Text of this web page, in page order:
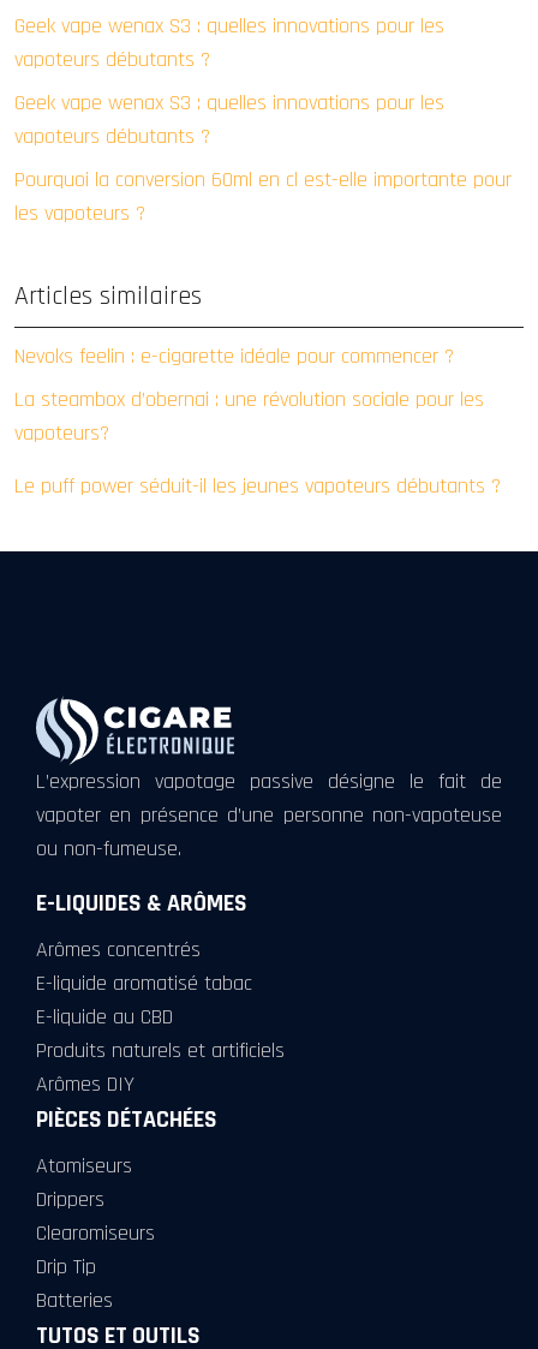
Geek vape wenax S3 : quelles innovations pour les
vapoteurs débutants ?
Geek vape wenax S3 : quelles innovations pour les
vapoteurs débutants ?
Pourquoi la conversion 60ml en cl est-elle importante pour
les vapoteurs ?
Articles similaires
Nevoks feelin : e-cigarette idéale pour commencer ?
La steambox d’obernai : une révolution sociale pour les
vapoteurs?
Le puff power séduit-il les jeunes vapoteurs débutants ?
L’expression vapotage passive désigne le fait de
vapoter en présence d’une personne non-vapoteuse
ou non-fumeuse.
E-LIQUIDES & ARÔMES
Arômes concentrés
E-liquide aromatisé tabac
E-liquide au CBD
Produits naturels et artificiels
Arômes DIY
PIÈCES DÉTACHÉES
Atomiseurs
Drippers
Clearomiseurs
Drip Tip
Batteries
TUTOS ET OUTILS